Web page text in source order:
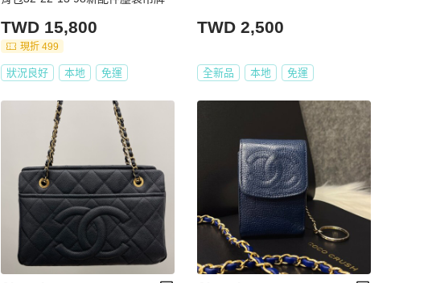
TWD 15,800
現折 499
狀況良好 本地 免運
TWD 2,500
全新品 本地 免運